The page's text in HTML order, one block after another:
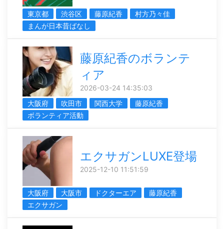
東京都 渋谷区 藤原紀香
村方乃々佳
まんが日本昔ばなし
藤原紀香のボランテ
ィア
2026-03-24 14:35:03
大阪府
吹田市 関西大学
藤原紀香
ボランティア活動
エクサガンLUXE登場
2025-12-10 11:51:59
大阪府 大阪市 ドクターエア
藤原紀香
エクサガン